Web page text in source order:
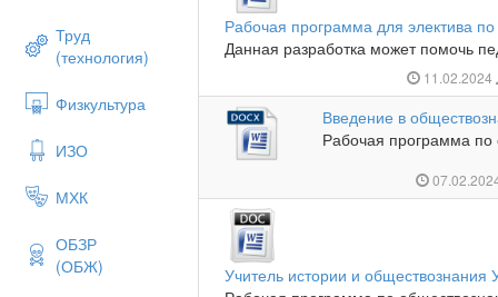
Труд
(технология)
Физкультура
ИЗО
МХК
ОБЗР
(ОБЖ)
Рабочая программа для электива
Данная разработка может помочь
11.02.2024
Введение в
Рабочая программа
Учитель истории и